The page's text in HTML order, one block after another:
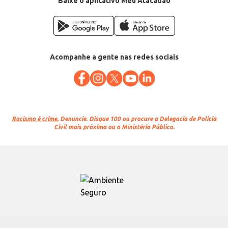
Acompanhe a gente nas redes sociais
Racismo é crime. Denuncie. Disque 100 ou procure a Delegacia de Polícia
Civil mais próxima ou o Ministério Público.